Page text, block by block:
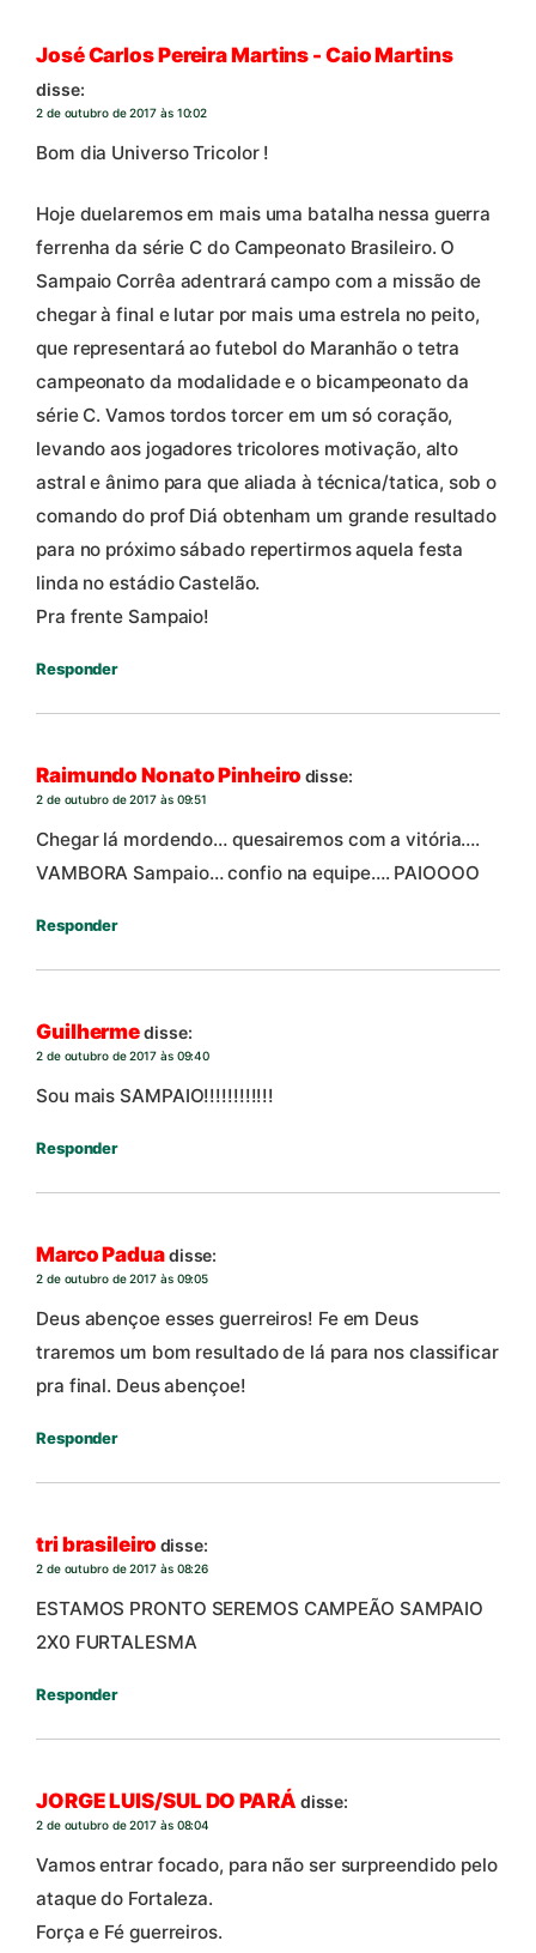
José Carlos Pereira Martins - Caio Martins
disse:
2 de outubro de 2017 às 10:02
Bom dia Universo Tricolor !
Hoje duelaremos em mais uma batalha nessa guerra
ferrenha da série C do Campeonato Brasileiro. O
Sampaio Corrêa adentrará campo com a missão de
chegar à final e lutar por mais uma estrela no peito,
que representará ao futebol do Maranhão o tetra
campeonato da modalidade e o bicampeonato da
série C. Vamos tordos torcer em um só coração,
levando aos jogadores tricolores motivação, alto
astral e ânimo para que aliada à técnica/tatica, sob o
comando do prof Diá obtenham um grande resultado
para no próximo sábado repertirmos aquela festa
linda no estádio Castelão.
Pra frente Sampaio!
Responder
Raimundo Nonato Pinheiro disse:
2 de outubro de 2017 às 09:51
Chegar lá mordendo… que​sairemos com a vitória….
VAMBORA Sampaio… confio na equipe…. PAIOOOO
Responder
Guilhermedisse:
2 de outubro de 2017 às 09:40
Sou mais SAMPAIO!!!!!!!!!!!!
Responder
Marco Paduadisse:
2 de outubro de 2017 às 09:05
Deus abençoe esses guerreiros! Fe em Deus
traremos um bom resultado de lá para nos classificar
pra final. Deus abençoe!
Responder
tri brasileiro disse:
2 de outubro de 2017 às 08:26
ESTAMOS PRONTO SEREMOS CAMPEÃO SAMPAIO
2X0 FURTALESMA
Responder
JORGE LUIS/SUL DO PARÁ disse:
2 de outubro de 2017 às 08:04
Vamos entrar focado, para não ser surpreendido pelo
ataque do Fortaleza.
Força e Fé guerreiros.